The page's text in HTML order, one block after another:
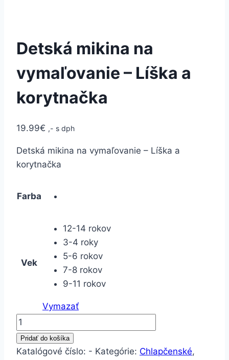
Detská mikina na
vymaľovanie – Líška a
korytnačka
19.99€ ,- s dph
Detská mikina na vymaľovanie – Líška a
korytnačka
Farba
Vek
12-14 rokov
3-4 roky
5-6 rokov
7-8 rokov
9-11 rokov
Vymazať
množstvo
Detská
mikina
Pridať do košíka
Katalógové číslo: - Kategórie: Chlapčenské,